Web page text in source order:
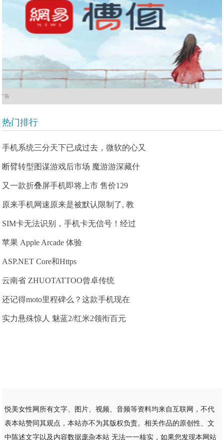
广告
热门排行
手机系统三分天下已成过去，微软的心又
断臂转型图谋游戏后市场 魔游游深藏什
又一款折叠屏手机即将上市 售价129
原来手机网速原来是被默认限制了, 教
SIM卡无法识别，手机卡无信号！经过
苹果 Apple Arcade 体验
ASP.NET Core和Https
云南省 ZHUOTATTOO曾卓传统
还记得moto里程碑么？这款手机现在
实力悬殊惊人 魅蓝2/红米2领衔百元
悦美女性网所有文字、图片、视频、音频等资料均来自互联网，不代
表本站赞同其观点，本站亦不为其版权负责。相关作品的原创性、文
中陈述文字以及内容数据庞杂本站 无法一一核实，如果您发现本网站